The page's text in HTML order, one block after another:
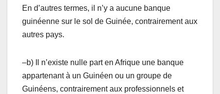
En d’autres termes, il n’y a aucune banque
guinéenne sur le sol de Guinée, contrairement aux
autres pays.
–b) Il n’existe nulle part en Afrique une banque
appartenant à un Guinéen ou un groupe de
Guinéens, contrairement aux professionnels et